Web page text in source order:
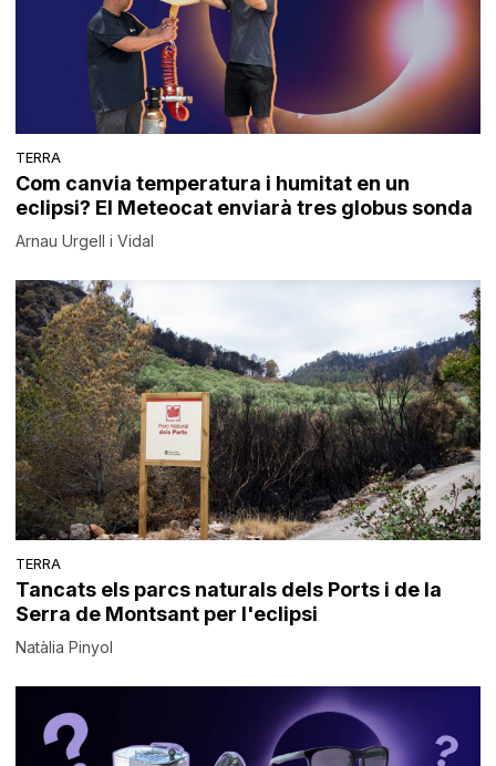
TERRA
Com canvia temperatura i humitat en un
eclipsi? El Meteocat enviarà tres globus sonda
Arnau Urgell i Vidal
TERRA
Tancats els parcs naturals dels Ports i de la
Serra de Montsant per l'eclipsi
Natàlia Pinyol